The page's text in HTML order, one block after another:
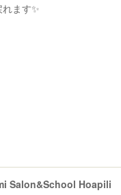
ます✨
Salon&School Hoapili